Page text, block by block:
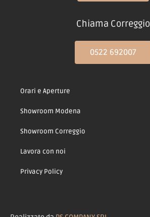
Chiama Correggio
0522 692007
Orari e Aperture
Showroom Modena
Showroom Correggio
Lavora con noi
Privacy Policy